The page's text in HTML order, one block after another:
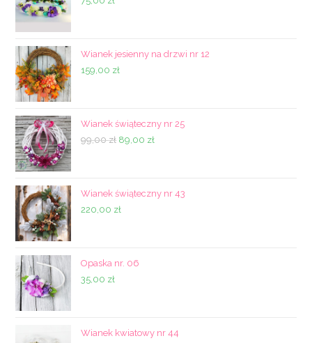
Wianek jesienny na drzwi nr 12
159,00 zł
Wianek świąteczny nr 25
99,00zł Pierwotna
99,00 zł.
89,00 złAktualna
89,00 zł.
Wianek świąteczny nr 43
220,00 zł
Opaska nr. 06
35,00 zł
Wianek kwiatowy nr 44